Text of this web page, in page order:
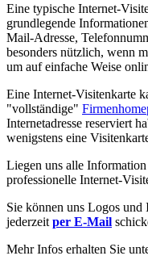
Eine typische Internet-
grundlegende
Mail-Adresse,
besonders nützlich, wenn
um auf einfache Weise
Eine Internet-Visitenkarte
"vollständige"
Internetadresse reserviert
wenigstens eine
Liegen uns alle
professionelle Internet-
Sie können uns Logos
jederzeit per E-Mail
Mehr Infos erhalten Sie